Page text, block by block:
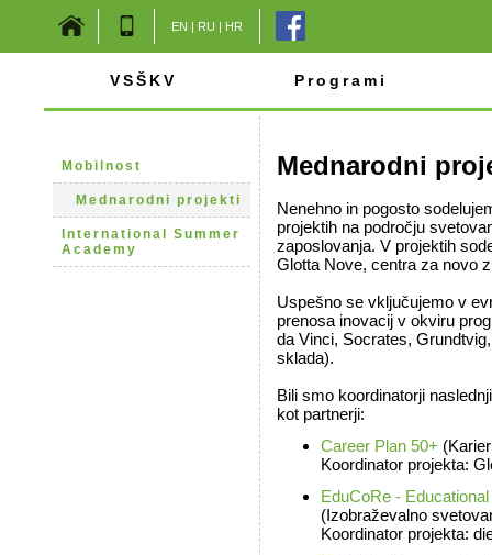
EN | RU | HR
VSŠKV Programi
Mobilnost
Mednarodni projekti
International Summer
Academy
Mednarodni
Nenehno in pogosto
projektih na področju
zaposlovanja. V projektih
Glotta Nove, centra za novo
Uspešno se vključujemo v
prenosa inovacij v okviru
da Vinci, Socrates,
sklada).
Bili smo koordinatorji
kot partnerji:
Career Plan 50+
Koordinator projekta:
EduCoRe -
(Izobraževalno
Koordinator projekta: